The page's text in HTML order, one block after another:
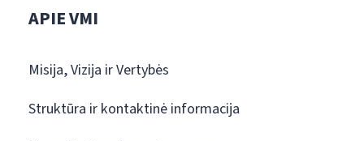
APIE VMI
Misija, Vizija ir Vertybės
Struktūra ir kontaktinė informacija